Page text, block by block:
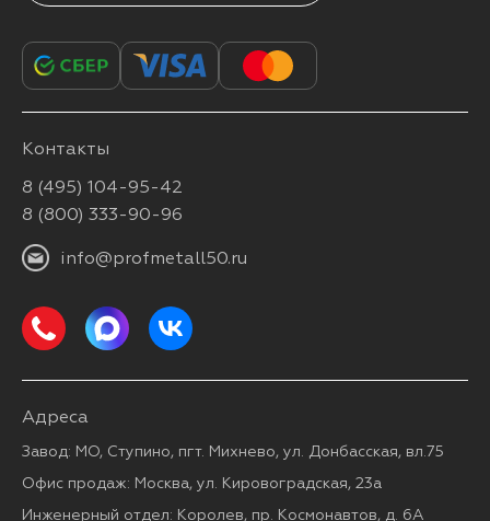
Контакты
8 (495) 104-95-42
8 (800) 333-90-96
info@profmetall50.ru
Адреса
Завод: МО, Ступино, пгт. Михнево, ул. Донбасская, вл.75
Офис продаж: Москва, ул. Кировоградская, 23а
Инженерный отдел: Королев, пр. Космонавтов, д. 6А